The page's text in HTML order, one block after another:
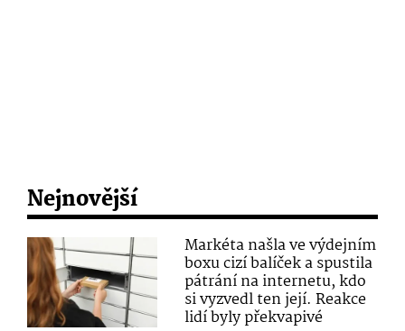
Nejnovější
Markéta našla ve výdejním
boxu cizí balíček a spustila
pátrání na internetu, kdo
si vyzvedl ten její. Reakce
lidí byly překvapivé